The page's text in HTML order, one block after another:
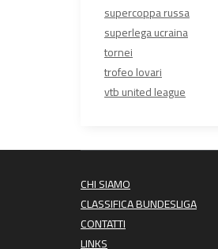
supercoppa russa
superlega ucraina
tornei
trofeo lovari
vtb united league
CHI SIAMO
CLASSIFICA BUNDESLIGA
CONTATTI
LINKS